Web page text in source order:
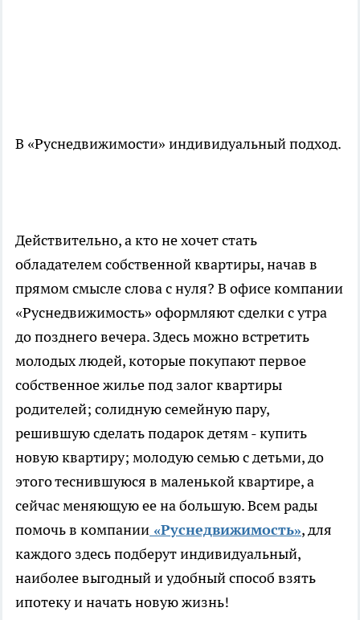
В «Руснедвижимости» индивидуальный подход.
Действительно, а кто не хочет стать
обладателем собственной квартиры, начав в
прямом смысле слова с нуля? В офисе компании
«Руснедвижимость» оформляют сделки с утра
до позднего вечера. Здесь можно встретить
молодых людей, которые покупают первое
собственное жилье под залог квартиры
родителей; солидную семейную пару,
решившую сделать подарок детям - купить
новую квартиру; молодую семью с детьми, до
этого теснившуюся в маленькой квартире, а
сейчас меняющую ее на большую. Всем рады
помочь в компании «Руснедвижимость», для
каждого здесь подберут индивидуальный,
наиболее выгодный и удобный способ взять
ипотеку и начать новую жизнь!